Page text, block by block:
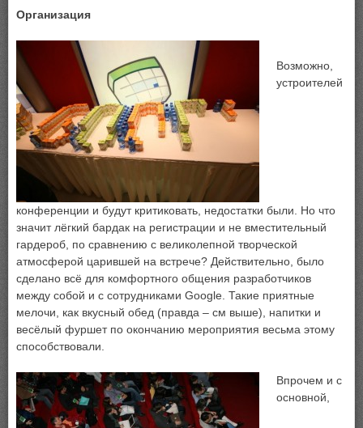
Организация
Возможно,
устроителей
конференции и будут критиковать, недостатки были. Но что
значит лёгкий бардак на регистрации и не вместительный
гардероб, по сравнению с великолепной творческой
атмосферой царившей на встрече? Действительно, было
сделано всё для комфортного общения разработчиков
между собой и с сотрудниками Google. Такие приятные
мелочи, как вкусный обед (правда – см выше), напитки и
весёлый фуршет по окончанию мероприятия весьма этому
способствовали.
Впрочем и с
основной,